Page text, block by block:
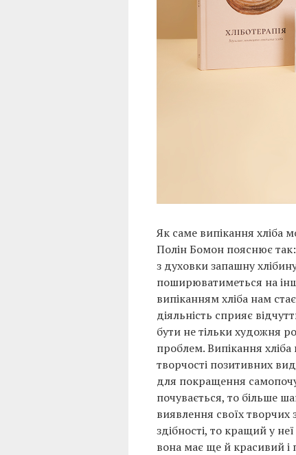
Як саме випікання хліба
Полін Бомон пояснює
з духовки запашну
поширюватиметься на
випіканням хліба нам
діяльність сприяє
бути не тільки художня
проблем. Випікання
творчості позитивних
для покращення
почувається, то більше
виявлення своїх творчих
здібності, то кращий у
вона має ще й красивий і